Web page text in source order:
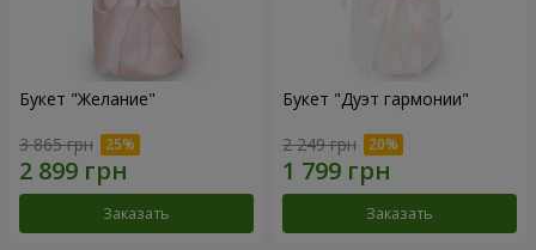
Букет "Желание"
3 865 грн
Заказать
Букет "Дуэт гармонии"
2 249 грн
Заказать